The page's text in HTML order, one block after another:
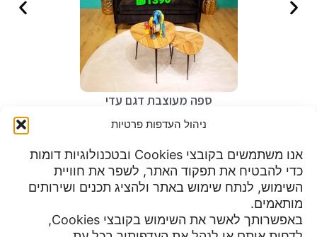
ניהול העדפות פרטיות
אנו משתמשים בקובצי Cookies ובטכנולוגיות דומות
כדי להבטיח את תפקוד האתר, לשפר את חוויית
השימוש, לנתח שימוש באתר ולהציג תכנים ושירותים
מותאמים.
באפשרותך לאשר את השימוש בקובצי Cookies,
ספה מעוצבת דגם עדי
מדיניות פרטיות
תנאי שימוש
הצהרת נגישות
שעות פעילות:
יום שישי 8:30 עד 15:00
מוצ"ש עד חצות